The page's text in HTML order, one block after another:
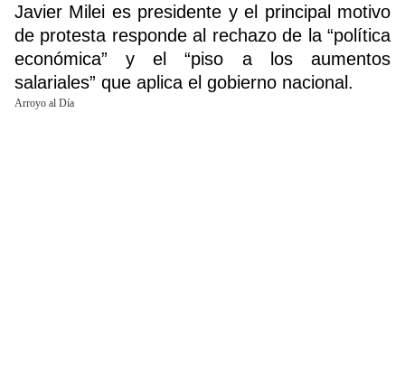
Javier Milei es presidente y el principal motivo
de protesta responde al rechazo de la “política
económica” y el “piso a los aumentos
salariales” que aplica el gobierno nacional.
Arroyo al Día